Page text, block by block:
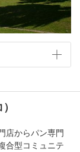
店からパン専門
合型コミュニテ